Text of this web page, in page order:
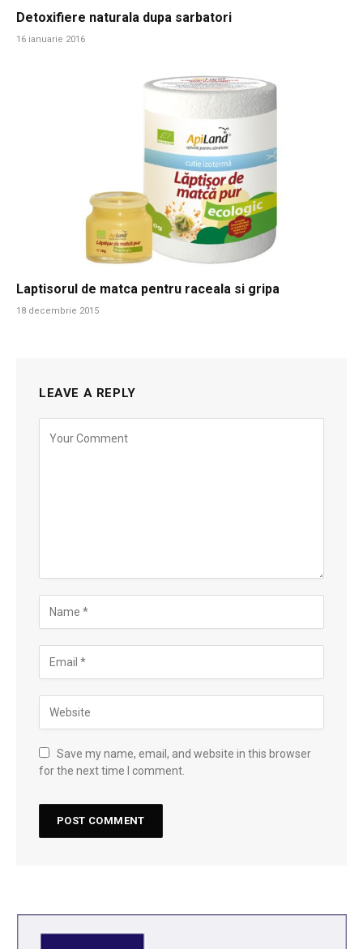
Detoxifiere naturala dupa sarbatori
16 ianuarie 2016
Laptisorul de matca pentru raceala si gripa
18 decembrie 2015
LEAVE A REPLY
Save my name, email, and website in this browser
for the next time I comment.